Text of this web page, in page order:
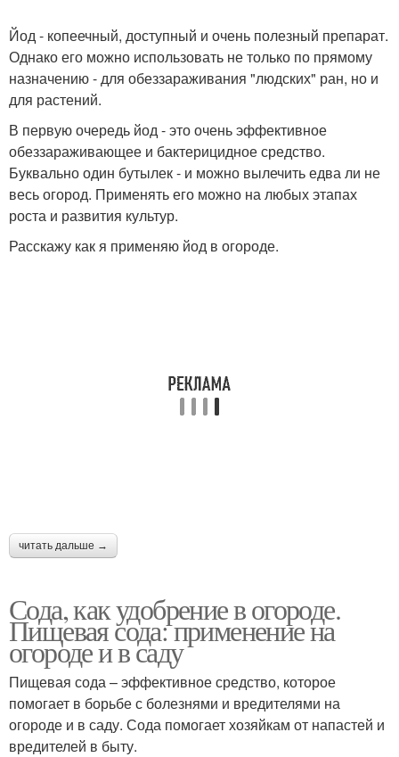
Йод - копеечный, доступный и очень полезный препарат.
Однако его можно использовать не только по прямому
назначению - для обеззараживания "людских" ран, но и
для растений.
В первую очередь йод - это очень эффективное
обеззараживающее и бактерицидное средство.
Буквально один бутылек - и можно вылечить едва ли не
весь огород. Применять его можно на любых этапах
роста и развития культур.
Расскажу как я применяю йод в огороде.
читать дальше →
Сода, как удобрение в огороде.
Пищевая сода: применение на
огороде и в саду
Пищевая сода – эффективное средство, которое
помогает в борьбе с болезнями и вредителями на
огороде и в саду. Сода помогает хозяйкам от напастей и
вредителей в быту.